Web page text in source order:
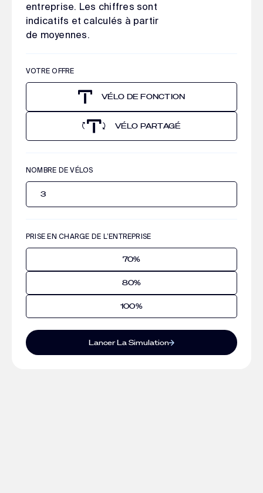
entreprise. Les chiffres sont
indicatifs et calculés à partir
de moyennes.
VOTRE OFFRE
VÉLO DE FONCTION
VÉLO PARTAGÉ
NOMBRE DE VÉLOS
PRISE EN CHARGE DE L’ENTREPRISE
70%
80%
100%
Lancer La Simulation